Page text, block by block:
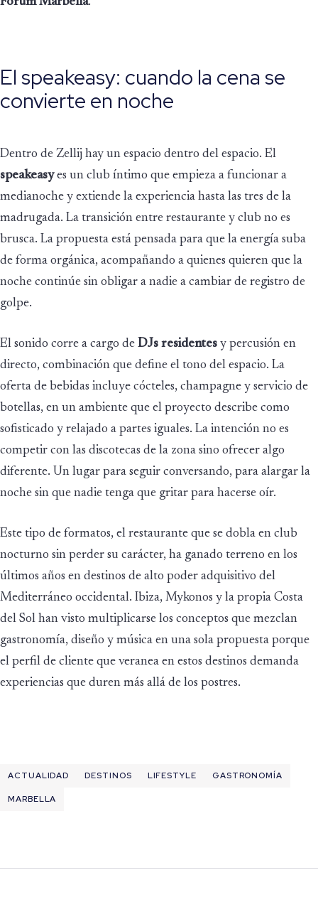
El speakeasy: cuando la cena se
convierte en noche
Dentro de Zellij hay un espacio dentro del espacio. El
speakeasyes un club íntimo que empieza a funcionar a
medianoche y extiende la experiencia hasta las tres de la
madrugada. La transición entre restaurante y club no es
brusca. La propuesta está pensada para que la energía suba
de forma orgánica, acompañando a quienes quieren que la
noche continúe sin obligar a nadie a cambiar de registro de
golpe.
El sonido corre a cargo de DJs residentes y percusión en
directo, combinación que define el tono del espacio. La
oferta de bebidas incluye cócteles, champagne y servicio de
botellas, en un ambiente que el proyecto describe como
sofisticado y relajado a partes iguales. La intención no es
competir con las discotecas de la zona sino ofrecer algo
diferente. Un lugar para seguir conversando, para alargar la
noche sin que nadie tenga que gritar para hacerse oír.
Este tipo de formatos, el restaurante que se dobla en club
nocturno sin perder su carácter, ha ganado terreno en los
últimos años en destinos de alto poder adquisitivo del
Mediterráneo occidental. Ibiza, Mykonos y la propia Costa
del Sol han visto multiplicarse los conceptos que mezclan
gastronomía, diseño y música en una sola propuesta porque
el perfil de cliente que veranea en estos destinos demanda
experiencias que duren más allá de los postres.
ACTUALIDAD DESTINOS LIFESTYLE GASTRONOMÍA
MARBELLA